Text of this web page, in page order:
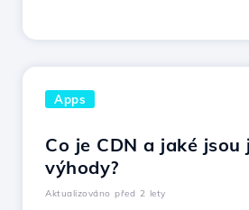
Apps
Co je CDN a jaké jsou
výhody?
Aktualizováno před 2 lety